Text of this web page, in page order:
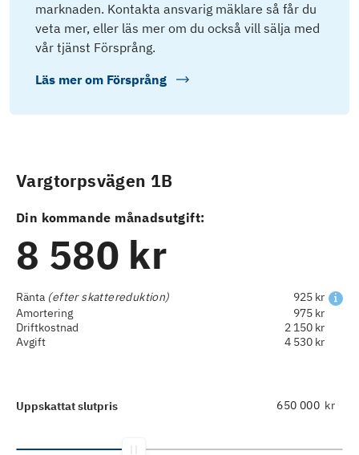
marknaden. Kontakta ansvarig mäklare så får du
veta mer, eller läs mer om du också vill sälja med
vår tjänst Försprång.
Läs mer om Försprång
Vargtorpsvägen 1B
Din kommande månadsutgift:
8 580 kr
Ränta (efter skattereduktion)
925 kr
Amortering
975 kr
Driftkostnad
2 150 kr
Avgift
4 530 kr
Uppskattat slutpris kr